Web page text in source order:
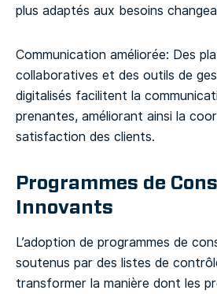
plus adaptés aux besoins
Communication améliorée: Des
collaboratives et des outils de
digitalisés facilitent la
prenantes, améliorant ainsi la
satisfaction des clients.
Programmes de
Innovants
L’adoption de programmes de
soutenus par des listes de
transformer la manière dont les